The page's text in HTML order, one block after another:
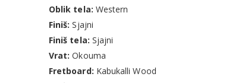
Oblik tela: Western
Finiš: Sjajni
Finiš tela: Sjajni
Vrat: Okouma
Fretboard: Kabukalli Wood